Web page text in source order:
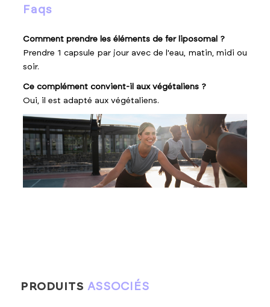
faqs
Comment prendre les éléments de fer liposomal ?
Prendre 1 capsule par jour avec de l'eau, matin, midi ou
soir.
Ce complément convient-il aux végétaliens ?
Oui, il est adapté aux végétaliens.
PRODUITSASSOCIÉS